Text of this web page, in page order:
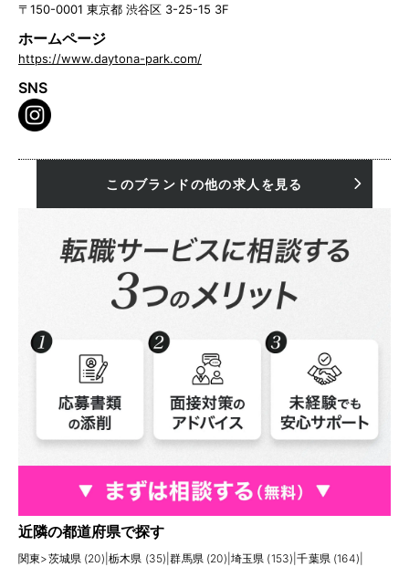
〒150-0001 東京都 渋谷区 3-25-15 3F
ホームページ
https://www.daytona-park.com/
SNS
このブランドの他の求人を見る
近隣の都道府県で探す
関東>茨城県 (20) 栃木県 (35) |群馬県 (20) 埼玉県 (153) |千葉県 (164)